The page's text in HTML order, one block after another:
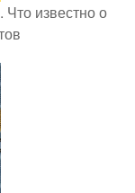
Что известно о